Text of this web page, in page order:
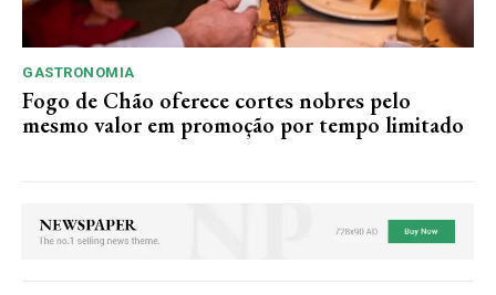
GASTRONOMIA
Fogo de Chão oferece cortes nobres pelo
mesmo valor em promoção por tempo limitado